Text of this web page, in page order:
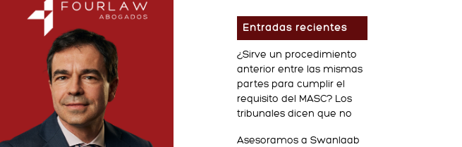
Entradas recientes
¿Sirve un procedimiento
anterior entre las mismas
partes para cumplir el
requisito del MASC? Los
tribunales dicen que no
Asesoramos a Swanlaab